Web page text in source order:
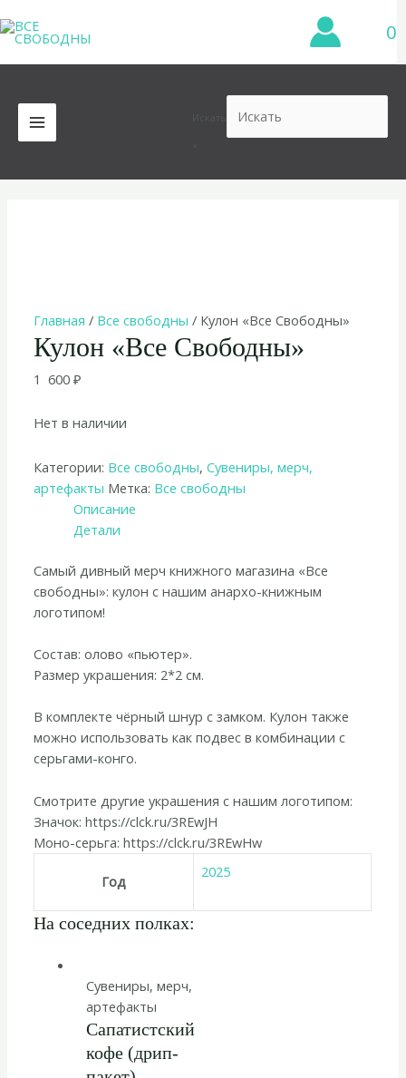
к
содержимому
0
MAIN
MENU
Главная / Все свободны / Кулон «Все Свободны»
Кулон «Все Свободны»
1 600₽
Нет в наличии
Категории: Все свободны,Сувениры, мерч,
артефакты Метка: Все свободны
Описание
Детали
Самый дивный мерч книжного магазина «Все
свободны»: кулон с нашим анархо-книжным
логотипом!
Состав: олово «пьютер».
Размер украшения: 2*2 см.
В комплекте чёрный шнур с замком. Кулон также
можно использовать как подвес в комбинации с
серьгами-конго.
Смотрите другие украшения с нашим логотипом:
Значок: https://clck.ru/3REwJH
Моно-серьга: https://clck.ru/3REwHw
Год
2025
На соседних полках:
Сувениры, мерч,
артефакты
Сапатистский
кофе (дрип-